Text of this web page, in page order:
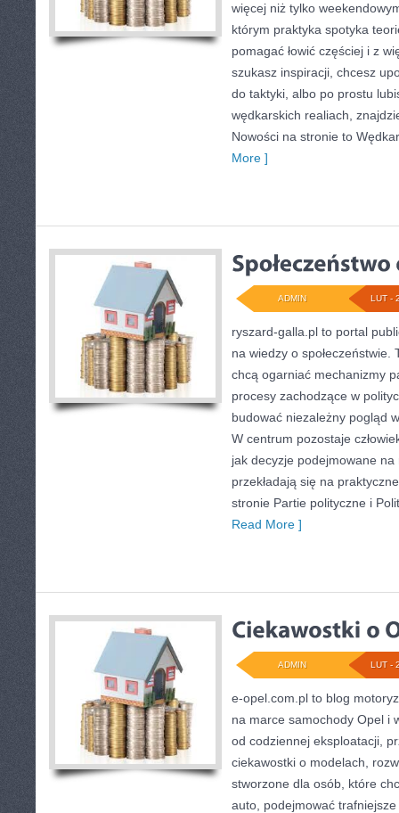
więcej niż tylko
którym praktyka spotyka
pomagać łowić częściej i z
szukasz inspiracji, chcesz
do taktyki, albo po prostu
wędkarskich realiach,
Nowości na stronie to
More ]
LUT -
ADMIN
ryszard-galla.pl to portal
na wiedzy o
chcą ogarniać mechanizmy
procesy zachodzące w
budować niezależny pogląd
W centrum pozostaje
jak decyzje podejmowane
przekładają się na
stronie Partie polityczne i
Read More ]
LUT -
ADMIN
e-opel.com.pl to blog
na marce samochody Opel i
od codziennej eksploatacji,
ciekawostki o modelach,
stworzone dla osób, które
auto, podejmować